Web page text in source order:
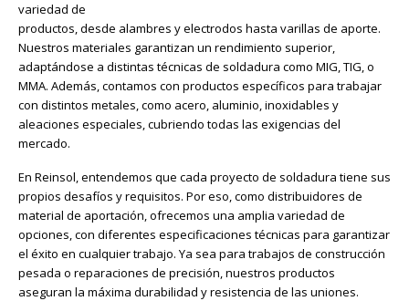
variedad de
productos, desde alambres y electrodos hasta varillas de aporte.
Nuestros materiales garantizan un rendimiento superior,
adaptándose a distintas técnicas de soldadura como MIG, TIG, o
MMA. Además, contamos con productos específicos para trabajar
con distintos metales, como acero, aluminio, inoxidables y
aleaciones especiales, cubriendo todas las exigencias del
mercado.
En Reinsol, entendemos que cada proyecto de soldadura tiene sus
propios desafíos y requisitos. Por eso, como distribuidores de
material de aportación, ofrecemos una amplia variedad de
opciones, con diferentes especificaciones técnicas para garantizar
el éxito en cualquier trabajo. Ya sea para trabajos de construcción
pesada o reparaciones de precisión, nuestros productos
aseguran la máxima durabilidad y resistencia de las uniones.